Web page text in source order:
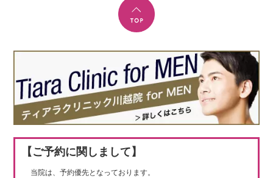
【ご予約に関しまして】
当院は、予約優先となっております。